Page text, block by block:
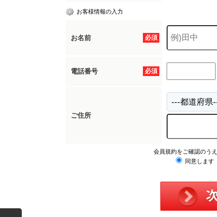
お客様情報の入力
必須
お名前
必須
電話番号
ご住所
会員規約をご確認のう
同意します